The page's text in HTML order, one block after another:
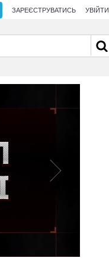
ЗАРЕЄСТРУВАТИСЬ УВІЙТИ